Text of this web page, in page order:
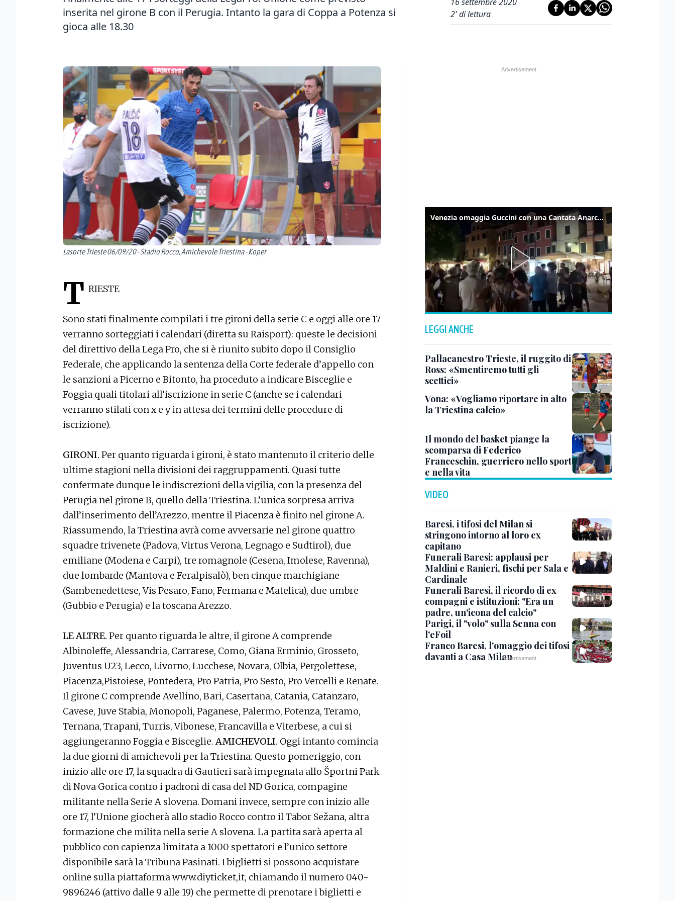
inserita nel girone B con il Perugia. Intanto la gara di Coppa a Potenza si
gioca alle 18.30
2' di lettura
Lasorte Trieste 06/09/20 - Stadio Rocco, Amichevole Triestina - Koper
T RIESTE
Sono stati finalmente compilati i tre gironi della serie C e oggi alle ore 17
verranno sorteggiati i calendari (diretta su Raisport): queste le decisioni
del direttivo della Lega Pro, che si è riunito subito dopo il Consiglio
Federale, che applicando la sentenza della Corte federale d’appello con
le sanzioni a Picerno e Bitonto, ha proceduto a indicare Bisceglie e
Foggia quali titolari all’iscrizione in serie C (anche se i calendari
verranno stilati con x e y in attesa dei termini delle procedure di
iscrizione).
GIRONI. Per quanto riguarda i gironi, è stato mantenuto il criterio delle
ultime stagioni nella divisioni dei raggruppamenti. Quasi tutte
confermate dunque le indiscrezioni della vigilia, con la presenza del
Perugia nel girone B, quello della Triestina. L’unica sorpresa arriva
dall’inserimento dell’Arezzo, mentre il Piacenza è finito nel girone A.
Riassumendo, la Triestina avrà come avversarie nel girone quattro
squadre trivenete (Padova, Virtus Verona, Legnago e Sudtirol), due
emiliane (Modena e Carpi), tre romagnole (Cesena, Imolese, Ravenna),
due lombarde (Mantova e Feralpisalò), ben cinque marchigiane
(Sambenedettese, Vis Pesaro, Fano, Fermana e Matelica), due umbre
(Gubbio e Perugia) e la toscana Arezzo.
LE ALTRE. Per quanto riguarda le altre, il girone A comprende
Albinoleffe, Alessandria, Carrarese, Como, Giana Erminio, Grosseto,
Juventus U23, Lecco, Livorno, Lucchese, Novara, Olbia, Pergolettese,
Piacenza,Pistoiese, Pontedera, Pro Patria, Pro Sesto, Pro Vercelli e Renate.
Il girone C comprende Avellino, Bari, Casertana, Catania, Catanzaro,
Cavese, Juve Stabia, Monopoli, Paganese, Palermo, Potenza, Teramo,
Ternana, Trapani, Turris, Vibonese, Francavilla e Viterbese, a cui si
aggiungeranno Foggia e Bisceglie.AMICHEVOLI. Oggi intanto comincia
la due giorni di amichevoli per la Triestina. Questo pomeriggio, con
inizio alle ore 17, la squadra di Gautieri sarà impegnata allo Športni Park
di Nova Gorica contro i padroni di casa del ND Gorica, compagine
militante nella Serie A slovena. Domani invece, sempre con inizio alle
ore 17, l’Unione giocherà allo stadio Rocco contro il Tabor Sežana, altra
formazione che milita nella serie A slovena. La partita sarà aperta al
pubblico con capienza limitata a 1000 spettatori e l’unico settore
disponibile sarà la Tribuna Pasinati. I biglietti si possono acquistare
online sulla piattaforma www.diyticket,it, chiamando il numero 040-
9896246 (attivo dalle 9 alle 19) che permette di prenotare i biglietti e
Venezia omaggia Guccini con una Cantata Anarchica in campo Santa Margherita
LEGGI ANCHE
Pallacanestro Trieste, il ruggito di
Ross: «Smentiremo tutti gli
scettici»
Vona: «Vogliamo riportare in alto
la Triestina calcio»
Il mondo del basket piange la
scomparsa di Federico
Franceschin, guerriero nello sport
e nella vita
VIDEO
Baresi, i tifosi del Milan si
stringono intorno al loro ex
capitano
Funerali Baresi: applausi per
Maldini e Ranieri, fischi per Sala e
Cardinale
Funerali Baresi, il ricordo di ex
compagni e istituzioni: "Era un
padre, un'icona del calcio"
Parigi, il "volo" sulla Senna con
l'eFoil
Franco Baresi, l'omaggio dei tifosi
davanti a Casa Milan